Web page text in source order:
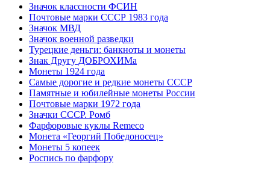
Значок классности ФСИН
Почтовые марки СССР 1983 года
Значок МВД
Значок военной разведки
Турецкие деньги: банкноты и монеты
Знак Другу ДОБРОХИМа
Монеты 1924 года
Самые дорогие и редкие монеты СССР
Памятные и юбилейные монеты России
Почтовые марки 1972 года
Значки СССР. Ромб
Фарфоровые куклы Remeco
Монета «Георгий Победоносец»
Монеты 5 копеек
Роспись по фарфору